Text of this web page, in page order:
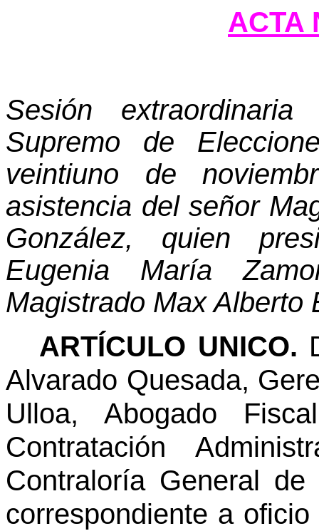
ACTA
Sesión
Supremo de
veintiuno de
asistencia del señor
González, quien
Eugenia María
Magistrado Max
ARTÍCULO UNICO.
Alvarado Quesada,
Ulloa, Abogado
Contratación
Contraloría General
correspondiente a